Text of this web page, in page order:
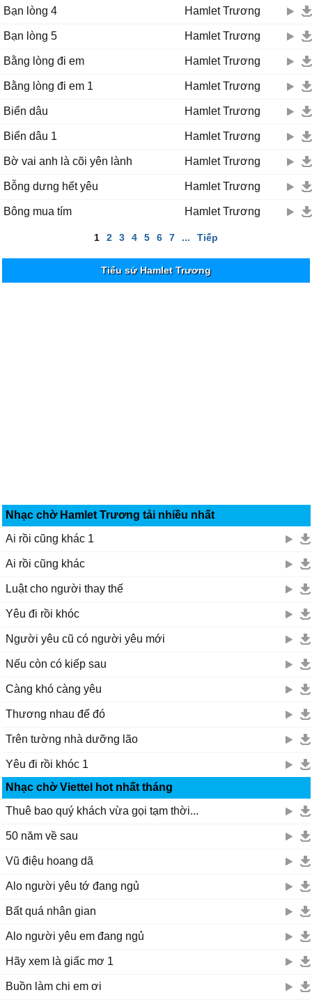
Bạn lòng 4 Hamlet Trương
Bạn lòng 5 Hamlet Trương
Bằng lòng đi em Hamlet Trương
Bằng lòng đi em 1 Hamlet Trương
Biển dâu Hamlet Trương
Biển dâu 1 Hamlet Trương
Bờ vai anh là cõi yên lành Hamlet Trương
Bỗng dưng hết yêu Hamlet Trương
Bông mua tím Hamlet Trương
1 2 3 4 5 6 7 ... Tiếp
Tiểu sử Hamlet Trương
Nhạc chờ Hamlet Trương tải nhiều nhất
Ai rồi cũng khác 1
Ai rồi cũng khác
Luật cho người thay thế
Yêu đi rồi khóc
Người yêu cũ có người yêu mới
Nếu còn có kiếp sau
Càng khó càng yêu
Thương nhau để đó
Trên tường nhà dưỡng lão
Yêu đi rồi khóc 1
Nhạc chờ Viettel hot nhất tháng
Thuê bao quý khách vừa gọi tạm thời...
50 năm về sau
Vũ điệu hoang dã
Alo người yêu tớ đang ngủ
Bất quá nhân gian
Alo người yêu em đang ngủ
Hãy xem là giấc mơ 1
Buồn làm chi em ơi